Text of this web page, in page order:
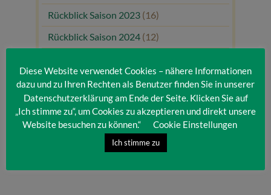
Rückblick Saison 2023 (16)
Rückblick Saison 2024 (12)
Uncategorized(80)
Unsere Gäste(1)
Diese Website verwendet Cookies – nähere Informationen
dazu und zu Ihren Rechten als Benutzer finden Sie in unserer
Datenschutzerklärung am Ende der Seite. Klicken Sie auf
„Ich stimme zu“, um Cookies zu akzeptieren und direkt unsere
Website besuchen zu können.“
Cookie Einstellungen
Ich stimme zu